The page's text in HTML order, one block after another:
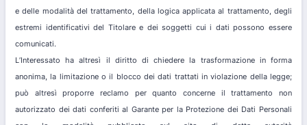
e delle modalità del trattamento, della logica applicata al trattamento, degli
estremi identificativi del Titolare e dei soggetti cui i dati possono essere
comunicati.
L’Interessato ha altresì il diritto di chiedere la trasformazione in forma
anonima, la limitazione o il blocco dei dati trattati in violazione della legge;
può altresì proporre reclamo per quanto concerne il trattamento non
autorizzato dei dati conferiti al Garante per la Protezione dei Dati Personali